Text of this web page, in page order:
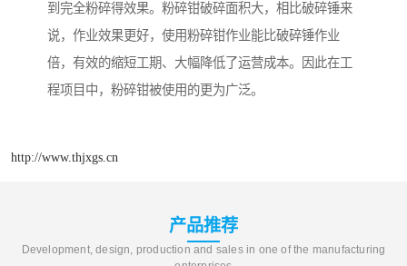
到完全粉碎得效果。粉碎钳破碎面积大，相比破碎锤来
说，作业效果更好，使用粉碎钳作业能比破碎锤作业
倍，有效的缩短工期、大幅降低了运营成本。因此在工
程项目中，粉碎钳被使用的更为广泛。
http://www.thjxgs.cn
产品推荐
Development, design, production and sales in one of the manufacturing